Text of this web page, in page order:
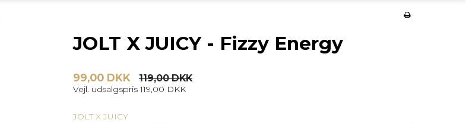
JOLT X JUICY - Fizzy Energy
99,00 DKK 119,00 DKK
Vejl. udsalgspris 119,00 DKK
JOLT X JUICY